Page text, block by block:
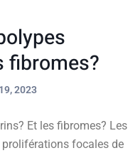
fibromes?
2023
Et les fibromes? Les
focales de